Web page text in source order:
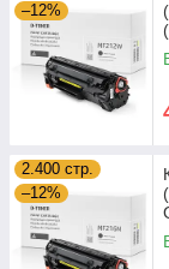
–12%
2.400 стр.
–12%